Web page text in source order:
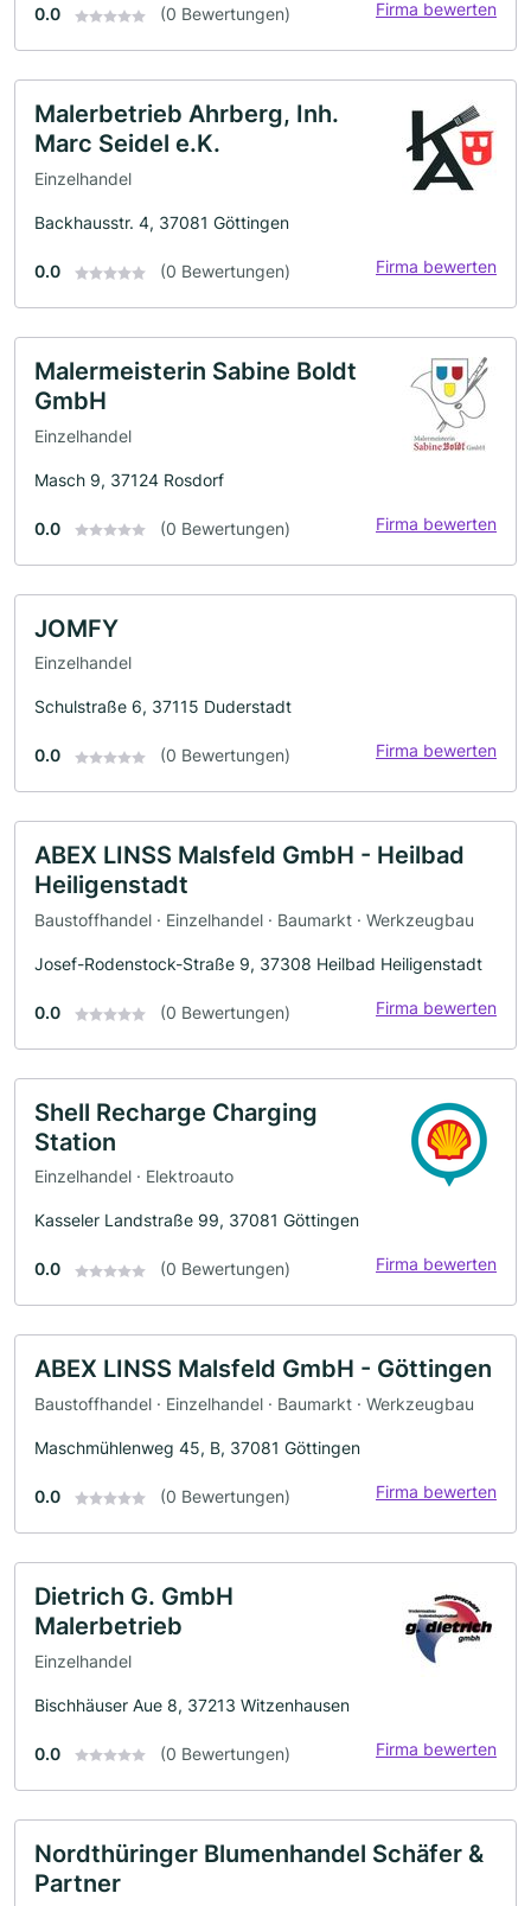
0.0 (0 Bewertungen) Firma bewerten
Malerbetrieb Ahrberg, Inh.
Marc Seidel e.K.
Einzelhandel
Backhausstr. 4, 37081 Göttingen
0.0 (0 Bewertungen) Firma bewerten
Malermeisterin Sabine Boldt
GmbH
Einzelhandel
Masch 9, 37124 Rosdorf
0.0 (0 Bewertungen) Firma bewerten
JOMFY
Einzelhandel
Schulstraße 6, 37115 Duderstadt
0.0 (0 Bewertungen) Firma bewerten
ABEX LINSS Malsfeld GmbH - Heilbad
Heiligenstadt
Baustoffhandel · Einzelhandel · Baumarkt · Werkzeugbau
Josef-Rodenstock-Straße 9, 37308 Heilbad Heiligenstadt
0.0 (0 Bewertungen) Firma bewerten
Shell Recharge Charging
Station
Einzelhandel · Elektroauto
Kasseler Landstraße 99, 37081 Göttingen
0.0 (0 Bewertungen) Firma bewerten
ABEX LINSS Malsfeld GmbH - Göttingen
Baustoffhandel · Einzelhandel · Baumarkt · Werkzeugbau
Maschmühlenweg 45, B, 37081 Göttingen
0.0 (0 Bewertungen) Firma bewerten
Dietrich G. GmbH
Malerbetrieb
Einzelhandel
Bischhäuser Aue 8, 37213 Witzenhausen
0.0 (0 Bewertungen) Firma bewerten
Nordthüringer Blumenhandel Schäfer &
Partner